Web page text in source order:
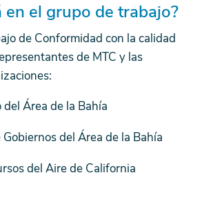
en el grupo de trabajo?
de Conformidad con la calidad
de MTC y las
Área de la Bahía
del Área de la Bahía
del Aire de California